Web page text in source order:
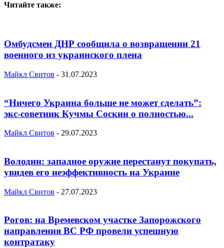
Читайте также:
Омбудсмен ДНР сообщила о возвращении 21
военного из украинского плена
Майкл Свитов - 31.07.2023
“Ничего Украина больше не может сделать”:
экс-советник Кучмы Соскин о полностью...
Майкл Свитов - 29.07.2023
Володин: западное оружие перестанут покупать,
увидев его неэффективность на Украине
Майкл Свитов - 27.07.2023
Рогов: на Времевском участке Запорожского
направления ВС РФ провели успешную
контратаку